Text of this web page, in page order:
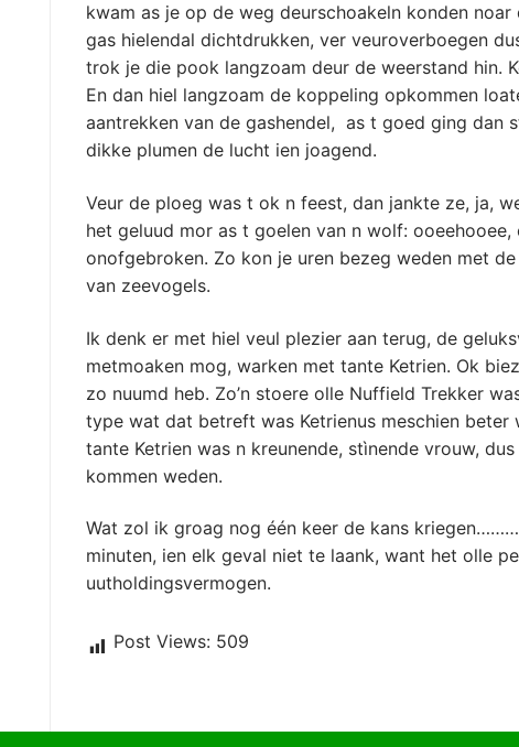
kwam as je op de weg deurschoakeln konden
gas hielendal dichtdrukken, ver veuroverboegen
trok je die pook langzoam deur de weerstand hin.
En dan hiel langzoam de koppeling opkommen
aantrekken van de gashendel, as t goed ging dan
dikke plumen de lucht ien joagend.
Veur de ploeg was t ok n feest, dan jankte ze, ja,
het geluud mor as t goelen van n wolf: ooeehooee,
onofgebroken. Zo kon je uren bezeg weden met
van zeevogels.
Ik denk er met hiel veul plezier aan terug, de
metmoaken mog, warken met tante Ketrien. Ok
zo nuumd heb. Zo’n stoere olle Nuffield Trekker
type wat dat betreft was Ketrienus meschien beter
tante Ketrien was n kreunende, stìnende vrouw,
kommen weden.
Wat zol ik groag nog één keer de kans
minuten, ien elk geval niet te laank, want het olle
uutholdingsvermogen.
Post Views: 509